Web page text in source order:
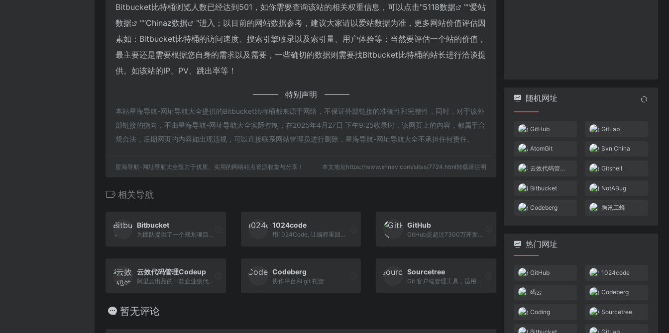
Bitbucket比特桶浏览人数已经达到501，如你需要查询该站的相关权重信息，可以点击"5118数据 ""爱站
数据
""Chinaz数据
"进入；以目前的网站数据参考，建议大家请以爱站数据为准，更多网站价值评估因
素如：Bitbucket比特桶的访问速度、搜索引擎收录以及索引量、用户体验等；当然要评估一个站的价值，
最主要还是需要根据您自身的需求以及需要，一些确切的数据则需要找Bitbucket比特桶的站长进行洽谈提
供。如该站的IP、PV、跳出率等！
特别声明
本站星海导航-网址导航大全提供的Bitbucket比特桶都来源于网络，不保证外部链接的准确性和完整性，同时，对于该外
部链接的指向，不由星海导航-网址导航大全实际控制，在2025年4月27日 下午9:25收录时，该网页上的内容，都属于合
规合法，后期网页的内容如出现违规，可以直接联系网站管理员进行删除，星海导航-网址导航大全不承担任何责任。
星海导航-网址导航大全致力于优质、实用的网络站点资源收集与分享！ 本文地址https://www.xhnav.com/sites/7724.html转载请注明
相关导航
Bitbucket
为团队提供了一个规划项目、协作编写代码、测试和部署的场所
1024code
用1024Code, 让编程重回乐趣
GitHub
GitHub是超过7300万开发者共同塑造软件未来的地方。为开源社区做出贡献，管理Git存储库，像专业人士一样检查代码，跟踪bug和功能，启动CI/CD和DevOps工作流，并在提交之前保护代码。
云效代码管理Codeup
阿里云出品的一款企业级代码管理平台
Codeberg
协作平台和 git 托管
Sourcetree
Git 客户端管理工具，适用于 Windows 和 Mac 系统
暂无评论
随机网址
GitHub GitLab
AtomGit Svn China
云效代码管理Codeup Gitshell
Bitbucket NotABug
Codeberg 腾讯工蜂
热门网址
GitHub 1024code
码云 Codeberg
Coding Sourcetree